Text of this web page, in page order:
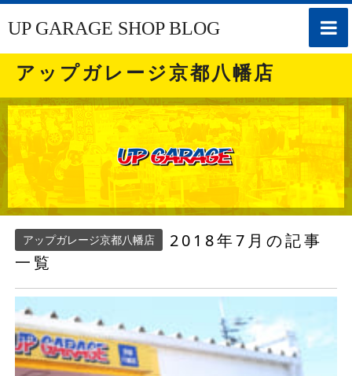
toggle
UP GARAGE SHOP BLOG
アップガレージ京都八幡店
アップガレージ京都八幡店
2018年7月の記事
一覧